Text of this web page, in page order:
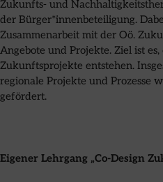
Zukunfts- und
der Bürger*innenbeteiligung.
Zusammenarbeit mit der Oö.
Angebote und Projekte. Ziel ist
Zukunftsprojekte entstehen.
regionale Projekte und Prozesse
gefördert.
Eigener Lehrgang „Co-Design